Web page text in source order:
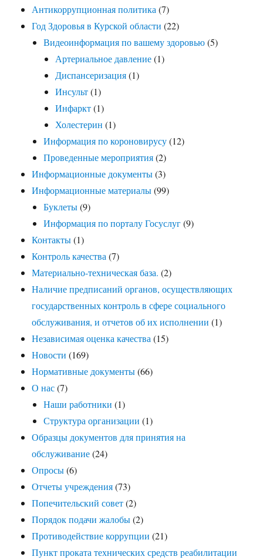
Антикоррупционная политика (7)
Год Здоровья в Курской области (22)
Видеоинформация по вашему здоровью(5)
Артериальное давление(1)
Диспансеризация(1)
Инсульт(1)
Инфаркт(1)
Холестерин (1)
Информация по короновирусу(12)
Проведенные мероприятия(2)
Информационные документы(3)
Информационные материалы(99)
Буклеты(9)
Информация по порталу Госуслуг(9)
Контакты(1)
Контроль качества (7)
Материально-техническая база. (2)
Наличие предписаний органов, осуществляющих
государственных контроль в сфере социального
обслуживания, и отчетов об их исполнении (1)
Независимая оценка качества (15)
Новости (169)
Нормативные документы(66)
О нас(7)
Наши работники (1)
Структура организации (1)
Образцы документов для принятия на
обслуживание(24)
Опросы(6)
Отчеты учреждения(73)
Попечительский совет(2)
Порядок подачи жалобы(2)
Противодействие коррупции (21)
Пункт проката технических средств реабилитации